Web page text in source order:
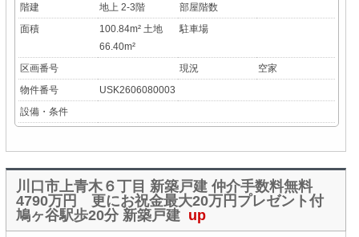
階建 地上 2-3階
部屋階数
面積
100.84m² 土地
66.40m²
駐車場
区画番号 現況
空家
物件番号
USK2606080003
設備・条件
川口市上青木６丁目 新築戸建 仲介手数料無料
4790万円 更にお祝金最大20万円プレゼント付
鳩ヶ谷駅歩20分 新築戸建 up